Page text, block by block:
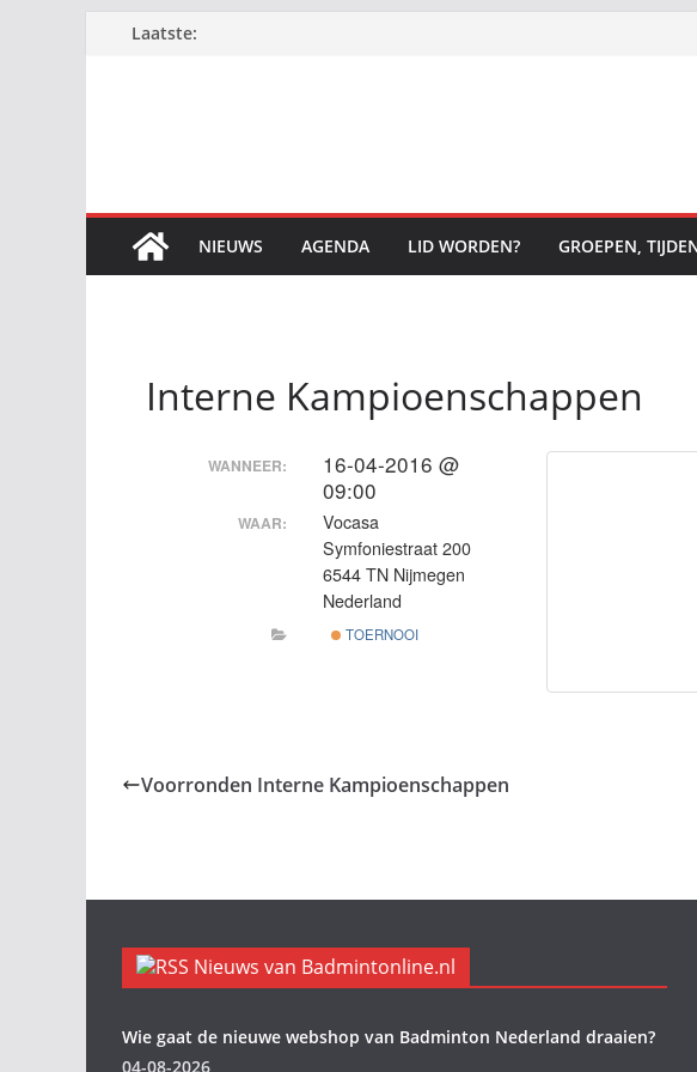
Laatste:
NIEUWS AGENDA LID WORDEN? GROEPEN,
Interne Kampioenschappen
WANNEER:
16-04-2016 @
09:00
WAAR:
Vocasa
Symfoniestraat 200
6544 TN Nijmegen
Nederland
TOERNOOI
Voorronden Interne Kampioenschappen
Nieuws van Badmintonline.nl
Wie gaat de nieuwe webshop van Badminton Nederland draaien?
04-08-2026